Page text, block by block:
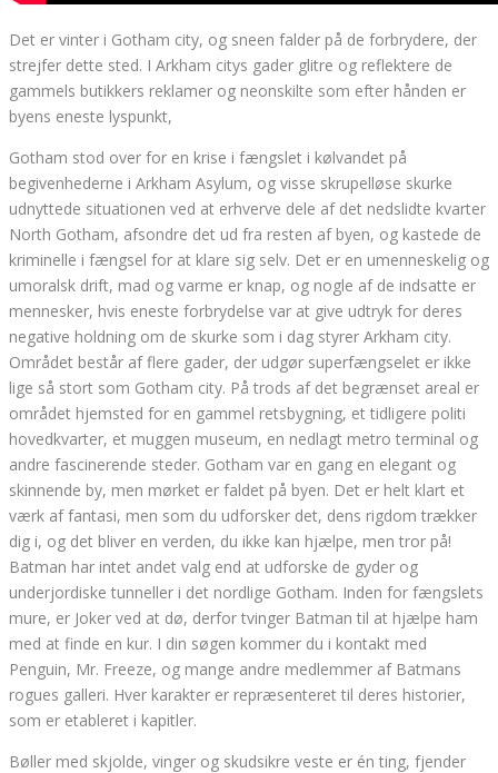
Det er vinter i Gotham city, og sneen falder på de forbrydere, der
strejfer dette sted. I Arkham citys gader glitre og reflektere de
gammels butikkers reklamer og neonskilte som efter hånden er
byens eneste lyspunkt,
Gotham stod over for en krise i fængslet i kølvandet på
begivenhederne i Arkham Asylum, og visse skrupelløse skurke
udnyttede situationen ved at erhverve dele af det nedslidte kvarter
North Gotham, afsondre det ud fra resten af ​​byen, og kastede de
kriminelle i fængsel for at klare sig selv. Det er en umenneskelig og
umoralsk drift, mad og varme er knap, og nogle af de indsatte er
mennesker, hvis eneste forbrydelse var at give udtryk for deres
negative holdning om de skurke som i dag styrer Arkham city.
Området består af flere gader, der udgør superfængselet er ikke
lige så stort som Gotham city. På trods af det begrænset areal er
området hjemsted for en gammel retsbygning, et tidligere politi
hovedkvarter, et muggen museum, en nedlagt metro terminal og
andre fascinerende steder. Gotham var en gang en elegant og
skinnende by, men mørket er faldet på byen. Det er helt klart et
værk af fantasi, men som du udforsker det, dens rigdom trækker
dig i, og det bliver en verden, du ikke kan hjælpe, men tror på!
Batman har intet andet valg end at udforske de gyder og
underjordiske tunneller i det nordlige Gotham. Inden for fængslets
mure, er Joker ved at dø, derfor tvinger Batman til at hjælpe ham
med at finde en kur. I din søgen kommer du i kontakt med
Penguin, Mr. Freeze, og mange andre medlemmer af Batmans
rogues galleri. Hver karakter er repræsenteret til deres historier,
som er etableret i kapitler.
Bøller med skjolde, vinger og skudsikre veste er én ting, fjender